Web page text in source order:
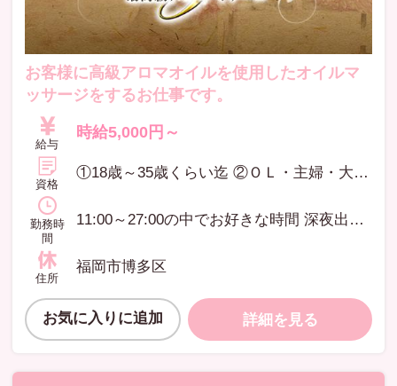
お客様に高級アロマオイルを使用したオイルマ
ッサージをするお仕事です。
給与
時給5,000円～
資格
①18歳～35歳くらい迄 ②ＯＬ・主婦・大学生・フリーター・アロマ経験者・未経験者・現在のお仕事と掛け持ちでもＯＫ ③11：00～27：00の間で3時間以上出れる方 ※高校生不可
勤務時
間
11:00～27:00の中でお好きな時間 深夜出勤の方は宿泊可能 週に1回だけでもOK
住所
福岡市博多区
お気に入りに追加 詳細を見る